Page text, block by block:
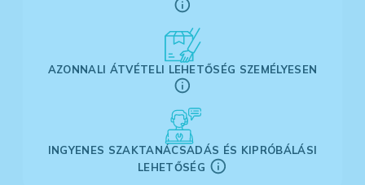
AZONNALI ÁTVÉTELI LEHETŐSÉG SZEMÉLYESEN
INGYENES SZAKTANÁCSADÁS ÉS KIPRÓBÁLÁSI
LEHETŐSÉG